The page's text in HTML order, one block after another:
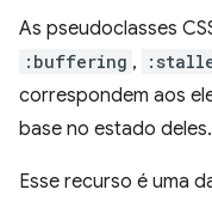
As pseudoclasses
:buffering ,
correspondem aos
base no estado deles.
Esse recurso é uma